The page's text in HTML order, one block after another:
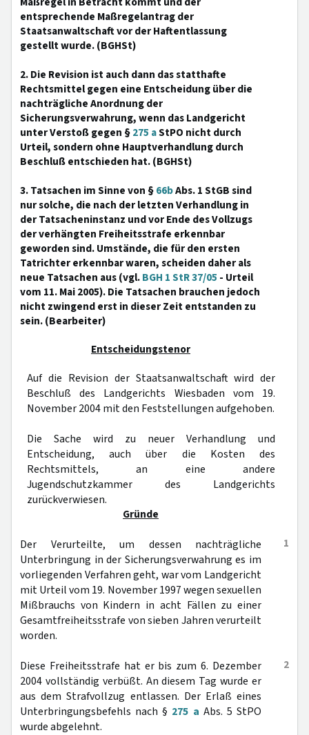
entsprechende Maßregelantrag der
Staatsanwaltschaft vor der Haftentlassung
gestellt wurde. (BGHSt)
2. Die Revision ist auch dann das statthafte
Rechtsmittel gegen eine Entscheidung über die
nachträgliche Anordnung der
Sicherungsverwahrung, wenn das Landgericht
unter Verstoß gegen §275 aStPO nicht durch
Urteil, sondern ohne Hauptverhandlung durch
Beschluß entschieden hat. (BGHSt)
3. Tatsachen im Sinne von §66bAbs. 1 StGB sind
nur solche, die nach der letzten Verhandlung in
der Tatsacheninstanz und vor Ende des Vollzugs
der verhängten Freiheitsstrafe erkennbar
geworden sind. Umstände, die für den ersten
Tatrichter erkennbar waren, scheiden daher als
neue Tatsachen aus (vgl.BGH 1 StR 37/05 - Urteil
vom 11. Mai 2005). Die Tatsachen brauchen jedoch
nicht zwingend erst in dieser Zeit entstanden zu
sein. (Bearbeiter)
Entscheidungstenor
Auf die Revision der Staatsanwaltschaft wird der
Beschluß des Landgerichts Wiesbaden vom 19.
November 2004 mit den Feststellungen aufgehoben.
Die Sache wird zu neuer Verhandlung und
Entscheidung, auch über die Kosten des
Rechtsmittels, an eine andere
Jugendschutzkammer des Landgerichts
zurückverwiesen.
Gründe
1
Der Verurteilte, um dessen nachträgliche
Unterbringung in der Sicherungsverwahrung es im
vorliegenden Verfahren geht, war vom Landgericht
mit Urteil vom 19. November 1997 wegen sexuellen
Mißbrauchs von Kindern in acht Fällen zu einer
Gesamtfreiheitsstrafe von sieben Jahren verurteilt
worden.
2
Diese Freiheitsstrafe hat er bis zum 6. Dezember
2004 vollständig verbüßt. An diesem Tag wurde er
aus dem Strafvollzug entlassen. Der Erlaß eines
Unterbringungsbefehls nach § 275 a Abs. 5 StPO
wurde abgelehnt.